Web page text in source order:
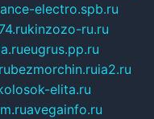
electro.spb.ru
kinzozo-ru.ru
eugrus.pp.ru
bezmorchin.ruia2.ru
elita.ru
avegainfo.ru